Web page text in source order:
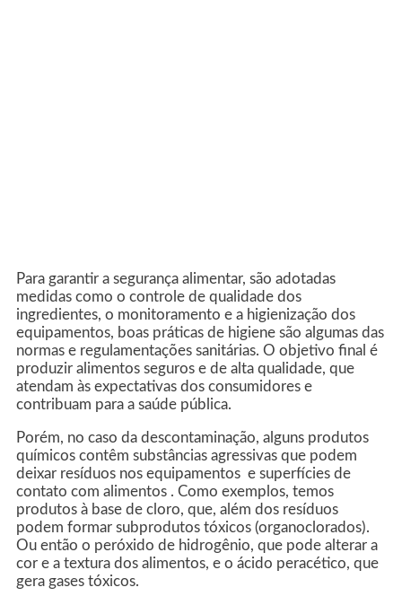
Para garantir a segurança alimentar, são adotadas
medidas como o controle de qualidade dos
ingredientes, o monitoramento e a higienização dos
equipamentos, boas práticas de higiene são algumas das
normas e regulamentações sanitárias. O objetivo final é
produzir alimentos seguros e de alta qualidade, que
atendam às expectativas dos consumidores e
contribuam para a saúde pública.
Porém, no caso da descontaminação, alguns produtos
químicos contêm substâncias agressivas que podem
deixar resíduos nos equipamentos e superfícies de
contato com alimentos . Como exemplos, temos
produtos à base de cloro, que, além dos resíduos
podem formar subprodutos tóxicos (organoclorados).
Ou então o peróxido de hidrogênio, que pode alterar a
cor e a textura dos alimentos, e o ácido peracético, que
gera gases tóxicos.